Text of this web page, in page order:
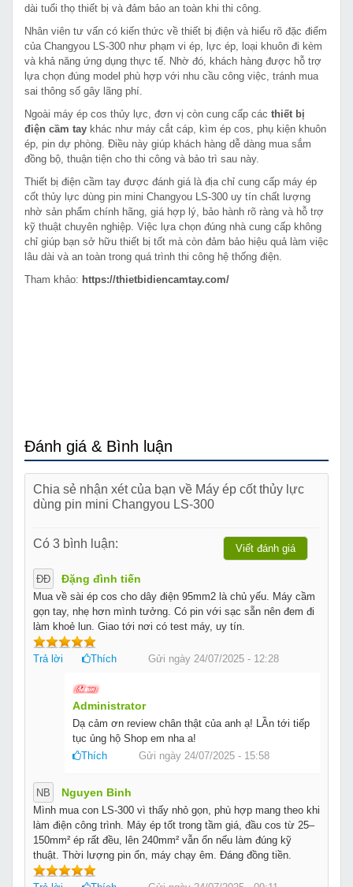
dài tuổi thọ thiết bị và đảm bảo an toàn khi thi công.
Nhân viên tư vấn có kiến thức về thiết bị điện và hiểu rõ đặc điểm
của Changyou LS-300 như phạm vi ép, lực ép, loại khuôn đi kèm
và khả năng ứng dụng thực tế. Nhờ đó, khách hàng được hỗ trợ
lựa chọn đúng model phù hợp với nhu cầu công việc, tránh mua
sai thông số gây lãng phí.
Ngoài máy ép cos thủy lực, đơn vị còn cung cấp các thiết bị
điện cầm tay khác như máy cắt cáp, kìm ép cos, phụ kiện khuôn
ép, pin dự phòng. Điều này giúp khách hàng dễ dàng mua sắm
đồng bộ, thuận tiện cho thi công và bảo trì sau này.
Thiết bị điện cầm tay được đánh giá là địa chỉ cung cấp máy ép
cốt thủy lực dùng pin mini Changyou LS-300 uy tín chất lượng
nhờ sản phẩm chính hãng, giá hợp lý, bảo hành rõ ràng và hỗ trợ
kỹ thuật chuyên nghiệp. Việc lựa chọn đúng nhà cung cấp không
chỉ giúp bạn sở hữu thiết bị tốt mà còn đảm bảo hiệu quả làm việc
lâu dài và an toàn trong quá trình thi công hệ thống điện.
Tham khảo: https://thietbidiencamtay.com/
Đánh giá & Bình luận
Chia sẻ nhận xét của bạn về Máy ép cốt thủy lực
dùng pin mini Changyou LS-300
Có 3 bình luận: Viết đánh giá
ĐĐ Đặng đình tiến
Mua về sài ép cos cho dây điện 95mm2 là chủ yếu. Máy cầm
gọn tay, nhẹ hơn mình tưởng. Có pin với sạc sẵn nên đem đi
làm khoẻ lun. Giao tới nơi có test máy, uy tín.
Trả lời Thích Gửi ngày 24/07/2025 - 12:28
Administrator
Dạ cảm ơn review chân thật của anh ạ! LẦn tới tiếp
tục ủng hộ Shop em nha a!
Thích
Gửi ngày 24/07/2025 - 15:58
NB Nguyen Binh
Mình mua con LS-300 vì thấy nhỏ gọn, phù hợp mang theo khi
làm điện công trình. Máy ép tốt trong tầm giá, đầu cos từ 25–
150mm² ép rất đều, lên 240mm² vẫn ổn nếu làm đúng kỹ
thuật. Thời lượng pin ổn, máy chạy êm. Đáng đồng tiền.